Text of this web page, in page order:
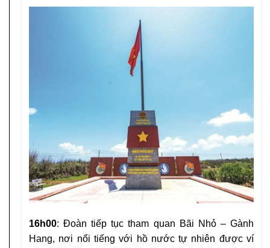
16h00: Đoàn tiếp tục tham quan Bãi Nhỏ – Gành
Hang, nơi nổi tiếng với hồ nước tự nhiên được ví